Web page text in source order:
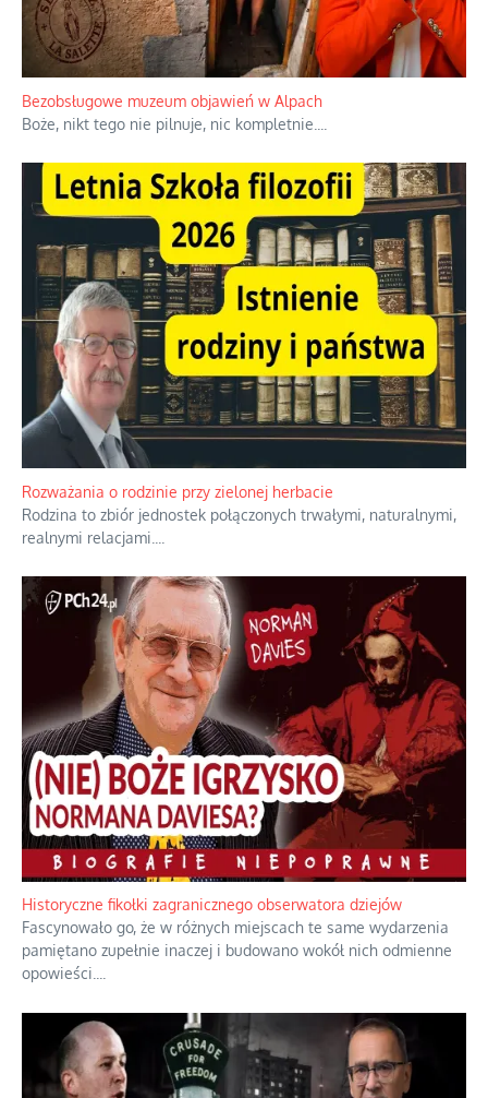
Niezwykłe wyścigi dawnych osadników w Palestynie
W 1938 roku, uwaga, 17% tych osadników niemieckich w
Palestynie było członkiem partii nazistowskiej i podczas II
wojny światowej byli internowani...
Bezobsługowe muzeum objawień w Alpach
Boże, nikt tego nie pilnuje, nic kompletnie....
Rozważania o rodzinie przy zielonej herbacie
Rodzina to zbiór jednostek połączonych trwałymi, naturalnymi,
realnymi relacjami....